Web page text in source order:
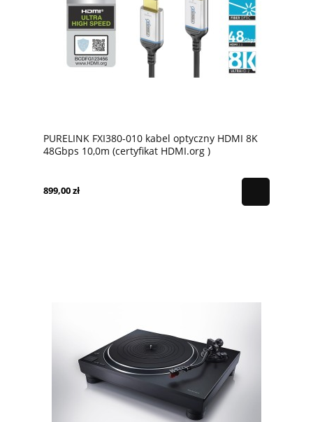
PURELINK FXI380-010 kabel optyczny HDMI 8K
48Gbps 10,0m (certyfikat HDMI.org )
899,00 zł